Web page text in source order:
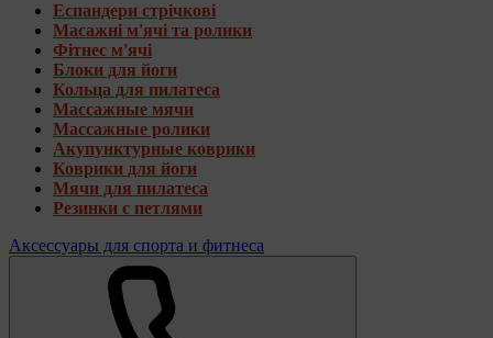
Еспандери стрічкові
Масажні м'ячі та ролики
Фітнес м'ячі
Блоки для йоги
Кольца для пилатеса
Массажные мячи
Массажные ролики
Акупунктурные коврики
Коврики для йоги
Мячи для пилатеса
Резинки с петлями
Аксессуары для спорта и фитнеса